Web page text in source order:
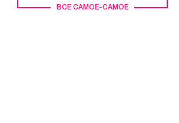
ВСЕ САМОЕ-САМОЕ